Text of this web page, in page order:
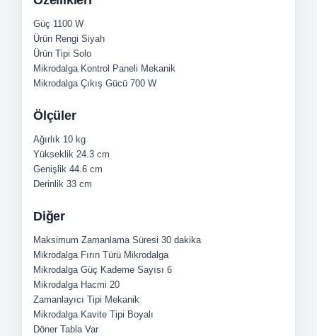
Güç 1100 W
Ürün Rengi Siyah
Ürün Tipi Solo
Mikrodalga Kontrol Paneli Mekanik
Mikrodalga Çıkış Gücü 700 W
Ölçüler
Ağırlık 10 kg
Yükseklik 24.3 cm
Genişlik 44.6 cm
Derinlik 33 cm
Diğer
Maksimum Zamanlama Süresi 30 dakika
Mikrodalga Fırın Türü Mikrodalga
Mikrodalga Güç Kademe Sayısı 6
Mikrodalga Hacmi 20
Zamanlayıcı Tipi Mekanik
Mikrodalga Kavite Tipi Boyalı
Döner Tabla Var